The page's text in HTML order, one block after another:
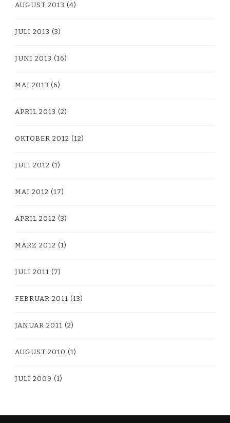
AUGUST 2013 (4)
JULI 2013 (3)
JUNI 2013 (16)
MAI 2013 (6)
APRIL 2013 (2)
OKTOBER 2012 (12)
JULI 2012 (1)
MAI 2012 (17)
APRIL 2012 (3)
MÄRZ 2012 (1)
JULI 2011 (7)
FEBRUAR 2011 (13)
JANUAR 2011 (2)
AUGUST 2010 (1)
JULI 2009 (1)